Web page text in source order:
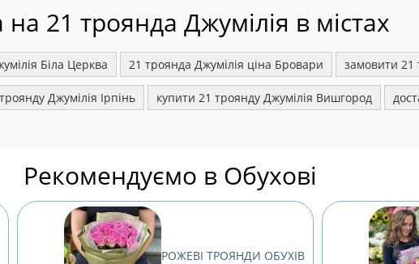
на 21 троянда Джумілія в містах
Біла Церква 21 троянда Джумілія ціна Бровари замовити 21
Джумілія Ірпінь купити 21 троянду Джумілія Вишгород
Рекомендуємо в Обухові
РОЖЕВІ ТРОЯНДИ ОБУХІВ